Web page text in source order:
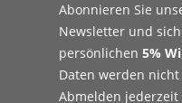
Abonnieren Sie
Newsletter und
persönlichen 5%
Daten werden
Abmelden jederzeit